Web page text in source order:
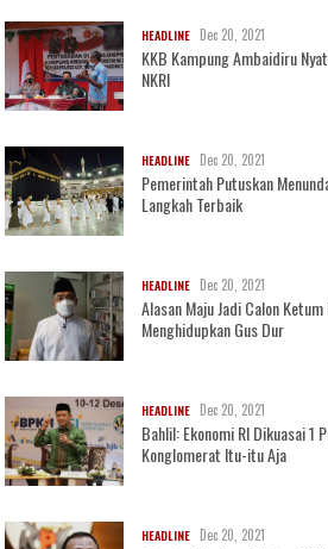
HEADLINE Dec 20, 2021
KKB Kampung Ambaidiru
NKRI
HEADLINE Dec 20, 2021
Pemerintah Putuskan
Langkah Terbaik
HEADLINE Dec 20, 2021
Alasan Maju Jadi Calon Ketum
Menghidupkan Gus Dur
HEADLINE Dec 20, 2021
Bahlil: Ekonomi RI Dikuasai 1
Konglomerat Itu-itu Aja
HEADLINE Dec 20, 2021